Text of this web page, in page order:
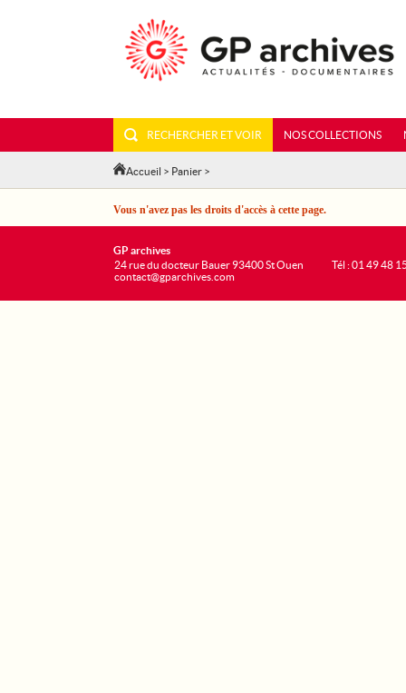
RECHERCHER ET VOIR NOS COLLECTIONS
Accueil > Panier >
Vous n'avez pas les droits d'accès à cette page.
GP archives
24 rue du docteur Bauer 93400 St Ouen
contact@gparchives.com
Tél : 01 49 48